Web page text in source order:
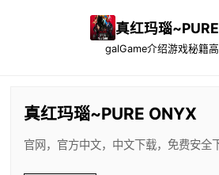
真红玛瑙
galGame介绍游戏秘籍
真红玛瑙~PURE ONYX
官网，官方中文，中文下载，免费安全